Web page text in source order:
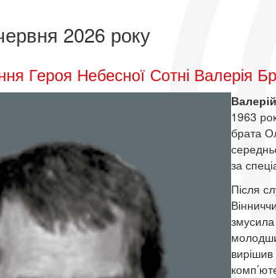
2026 року
Героя Небесної Сотні Валерія
1963
брата
за
Після